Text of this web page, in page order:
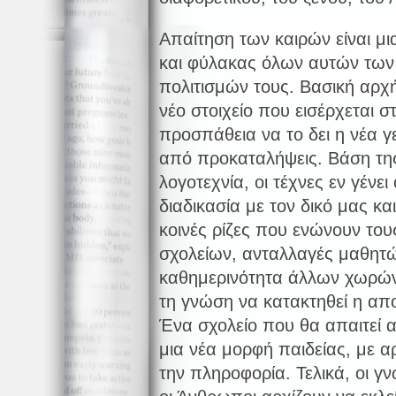
Απαίτηση των καιρών είναι
και φύλακας όλων αυτών
πολιτισμών τους. Βασική
νέο στοιχείο που εισέρχεται
προσπάθεια να το δει η νέα
από προκαταλήψεις. Βάση
λογοτεχνία, οι τέχνες εν
διαδικασία με τον δικό μας
κοινές ρίζες που ενώνουν
σχολείων, ανταλλαγές
καθημερινότητα άλλων
τη γνώση να κατακτηθεί η
Ένα σχολείο που θα απαιτεί
μια νέα μορφή παιδείας, με
την πληροφορία. Τελικά, οι